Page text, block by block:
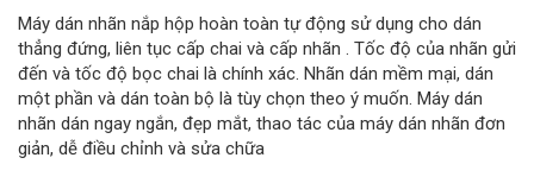
Máy dán nhãn nắp hộp hoàn toàn tự động sử dụng cho dán
thẳng đứng, liên tục cấp chai và cấp nhãn . Tốc độ của nhãn gửi
đến và tốc độ bọc chai là chính xác. Nhãn dán mềm mại, dán
một phần và dán toàn bộ là tùy chọn theo ý muốn. Máy dán
nhãn dán ngay ngắn, đẹp mắt, thao tác của máy dán nhãn đơn
giản, dễ điều chỉnh và sửa chữa